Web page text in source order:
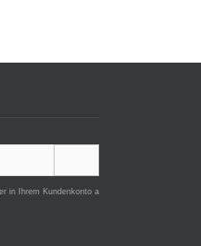
in Ihrem Kundenkonto a